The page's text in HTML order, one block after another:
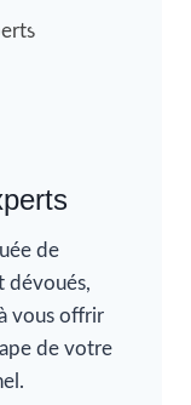
de
dévoués,
vous offrir
de votre